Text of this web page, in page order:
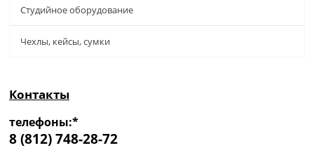
Студийное оборудование
Чехлы, кейсы, сумки
Контакты
телефоны:*
8 (812) 748-28-72